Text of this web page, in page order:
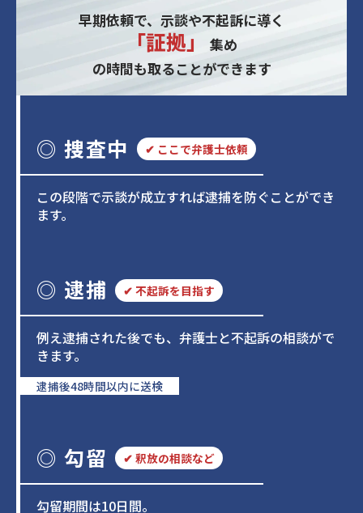
早期依頼で、示談や不起訴に導く
「証拠」
集め
の時間も取ることができます
◎ 捜査中 ✔ ここで弁護士依頼
この段階で示談が成立すれば逮捕を防ぐことができ
ます。
◎ 逮捕 ✔ 不起訴を目指す
例え逮捕された後でも、弁護士と不起訴の相談がで
きます。
逮捕後48時間以内に送検
◎ 勾留 ✔ 釈放の相談など
勾留期間は10日間。